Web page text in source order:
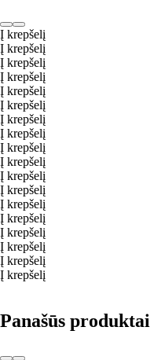
Į krepšelį
Į krepšelį
Į krepšelį
Į krepšelį
Į krepšelį
Į krepšelį
Į krepšelį
Į krepšelį
Į krepšelį
Į krepšelį
Į krepšelį
Į krepšelį
Į krepšelį
Į krepšelį
Į krepšelį
Į krepšelį
Į krepšelį
Į krepšelį
Panašūs produktai